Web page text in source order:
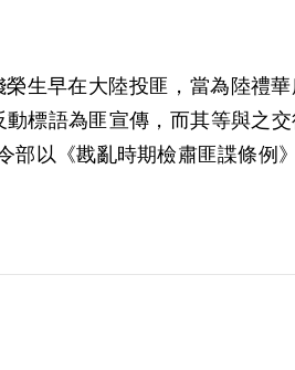
生早在大陸投匪，當為陸禮
標語為匪宣傳，而其等與之
以《戡亂時期檢肅匪諜條例
非有實據。